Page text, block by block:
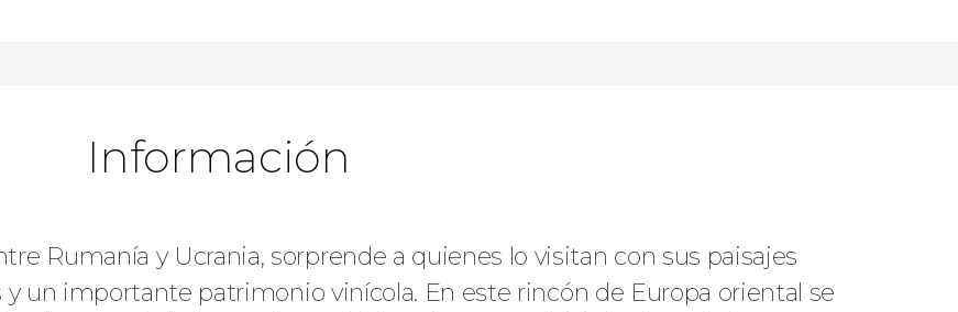
Información
Rumanía y Ucrania, sorprende a quienes lo visitan con sus paisajes
un importante patrimonio vinícola. En este rincón de Europa oriental se